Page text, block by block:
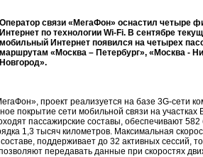
Оператор связи «МегаФон» оснастил четыре
Интернет по технологии Wi-Fi. В сентябре
мобильный Интернет появился на четырех
маршрутам «Москва – Петербург», «Москва -
Новгород».
проект реализуется на базе 3G-сети
покрытие сети мобильной связи на
пассажирские составы, обеспечивают
1,3 тысяч километров. Максимальная
поддерживает до 32 активных сессий,
передавать данные при скоростях